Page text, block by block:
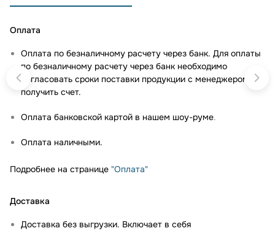
Оплата
Оплата по безналичному расчету через банк. Для оплаты
по безналичному расчету через банк необходимо
согласовать сроки поставки продукции с менеджером и
получить счет.
Оплата банковской картой в нашем шоу-руме.
Оплата наличными.
Подробнее на странице "Оплата"
Доставка
Доставка без выгрузки. Включает в себя